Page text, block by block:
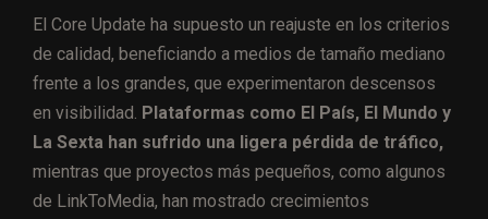
El Core Update ha supuesto un reajuste en los criterios
de calidad, beneficiando a medios de tamaño mediano
frente a los grandes, que experimentaron descensos
en visibilidad. Plataformas como El País, El Mundo y
La Sexta han sufrido una ligera pérdida de tráfico,
mientras que proyectos más pequeños, como algunos
de LinkToMedia, han mostrado crecimientos